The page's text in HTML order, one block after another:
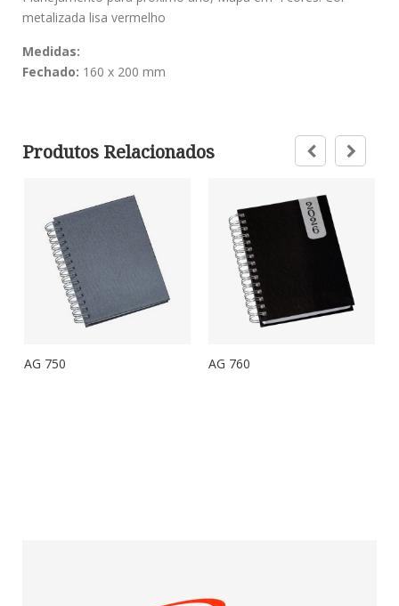
metalizada lisa vermelho
Medidas:
Fechado: 160 x 200 mm
Produtos Relacionados
AG 750 AG 760